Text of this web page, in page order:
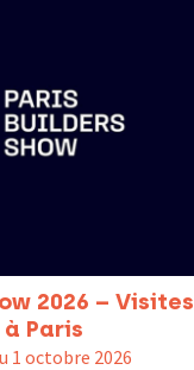
2026 – Visites
Paris
1 octobre 2026